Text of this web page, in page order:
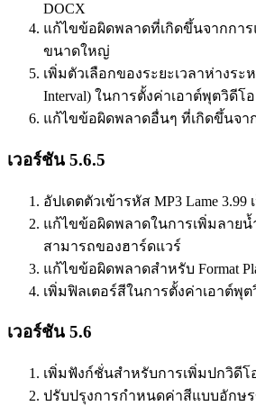
DOCX
แก้ไขข้อผิดพลาดที่เกิดขึ้นจากกา
ขนาดใหญ่
เพิ่มตัวเลือกของระยะเวลาห่างระห
Interval) ในการตั้งค่าเอาต์พุตวิดีโอ
แก้ไขข้อผิดพลาดอื่นๆ ที่เกิดขึ้นจา
เวอร์ชัน 5.6.5
อัปเดตตัวเข้ารหัส MP3 Lame 3.99
แก้ไขข้อผิดพลาดในการเพิ่มลาย
สามารถของฮาร์ดแวร์
แก้ไขข้อผิดพลาดสำหรับ Format
เพิ่มฟิลเตอร์สีในการตั้งค่าเอาต์พุต
เวอร์ชัน 5.6
เพิ่มฟังก์ชั่นสำหรับการเพิ่มปกวิดีโ
ปรับปรุงการกำหนดค่าสีแบบอักษ